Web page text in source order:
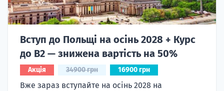
Вступ до Польщі на осінь 2028 + Курс
до B2 — знижена вартість на 50%
Акція 34900 грн 16900 грн
Вже зараз вступайте на осінь 2028 на